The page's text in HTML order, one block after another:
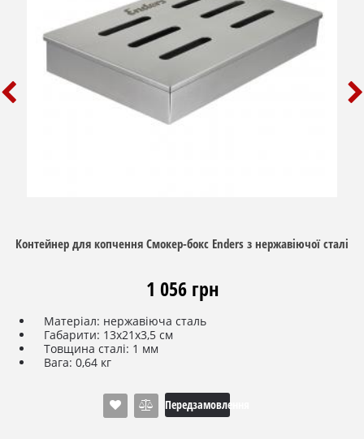
Контейнер для копчення Смокер-бокс Enders з нержавіючої сталі
1 056 грн
Матеріал: нержавіюча сталь
Габарити: 13х21х3,5 см
Товщина сталі: 1 мм
Вага: 0,64 кг
Передзамовлення